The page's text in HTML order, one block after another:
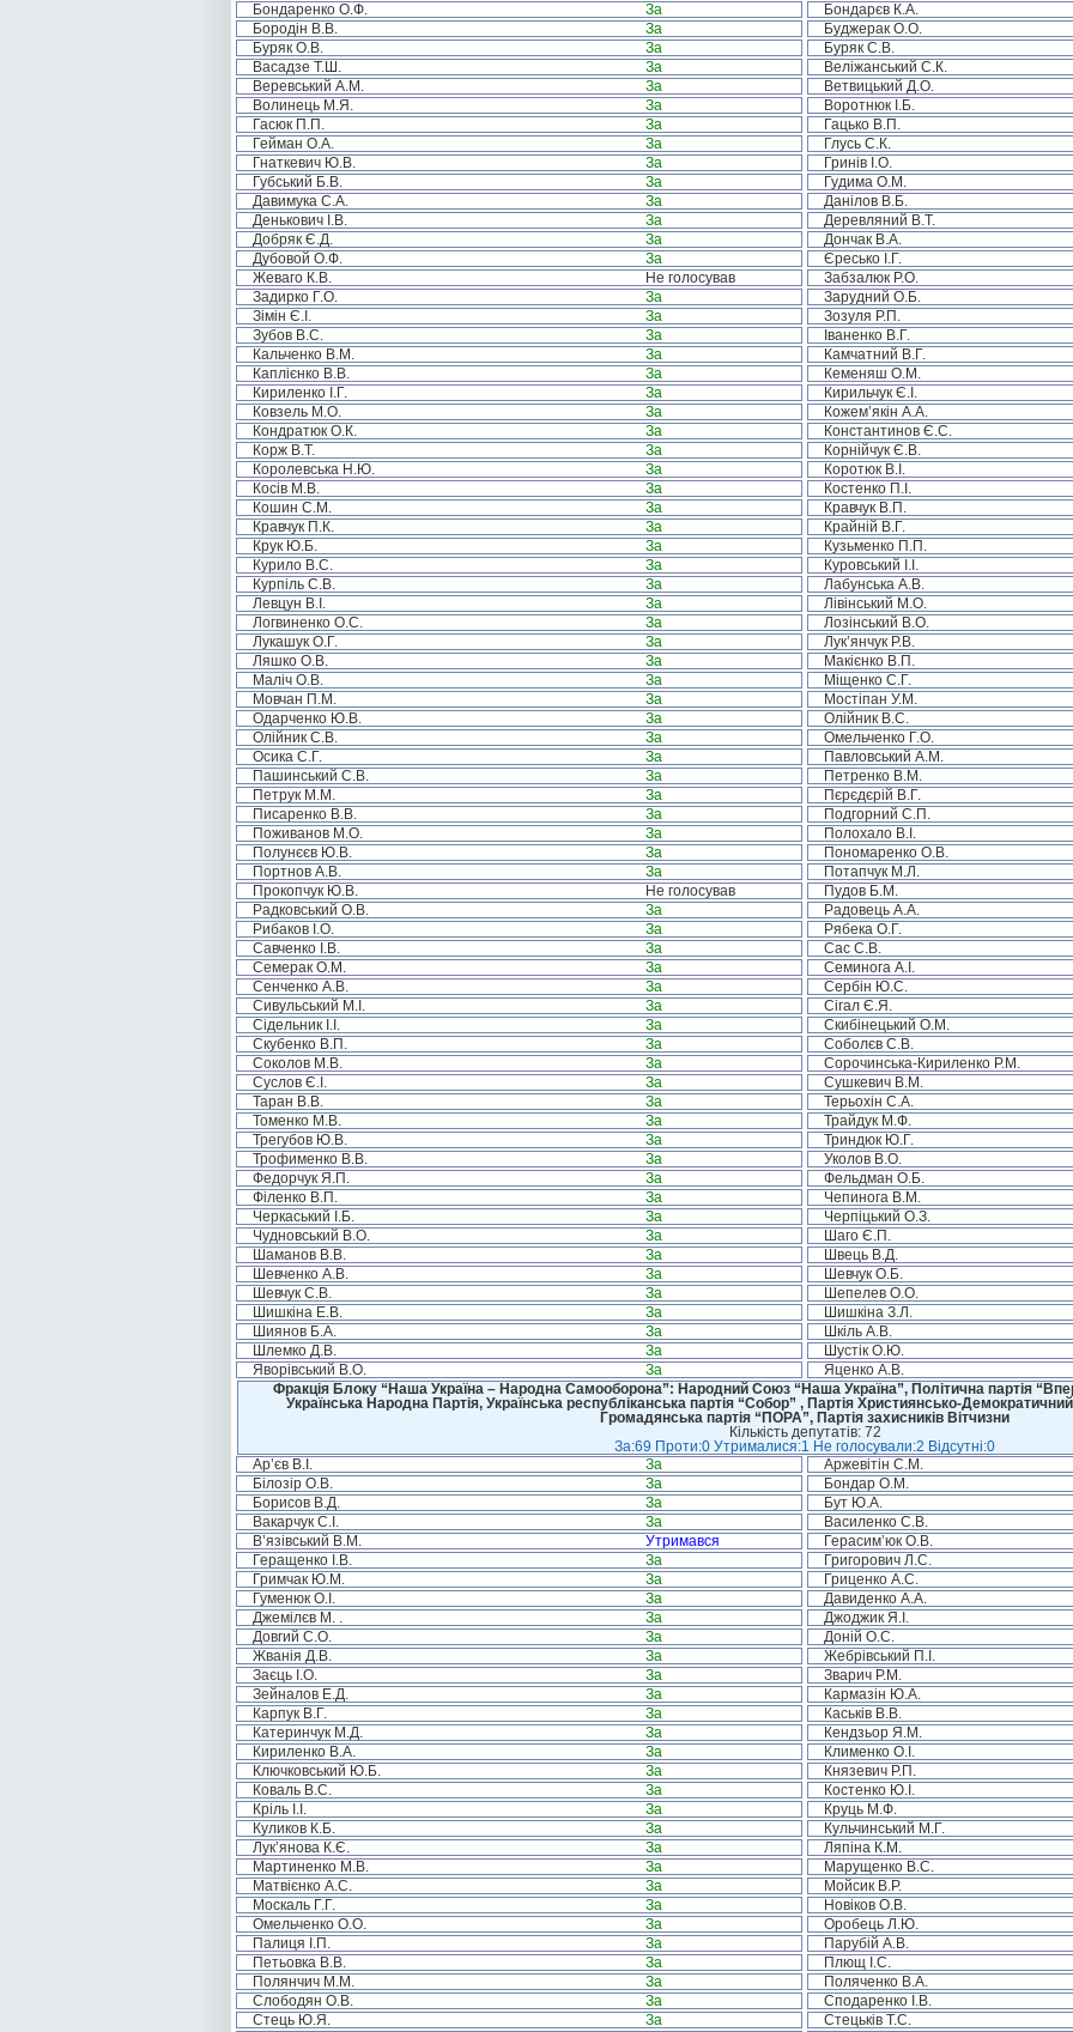
Бондаренко О.Ф.
За Бондарєв К.А.
Бородін В.В.
За Буджерак О.О.
Буряк О.В.
За Буряк С.В.
Васадзе Т.Ш.
За Веліжанський С.К.
Веревський А.М.
За Ветвицький Д.О.
Волинець М.Я.
За Воротнюк І.Б.
Гасюк П.П.
За Гацько В.П.
Гейман О.А.
За Глусь С.К.
Гнаткевич Ю.В.
За Гринів І.О.
Губський Б.В.
За Гудима О.М.
Давимука С.А.
За Данілов В.Б.
Денькович І.В.
За Деревляний В.Т.
Добряк Є.Д.
За Дончак В.А.
Дубовой О.Ф.
За Єресько І.Г.
Жеваго К.В.
Не голосував Забзалюк Р.О.
Задирко Г.О.
За Зарудний О.Б.
Зімін Є.І.
За Зозуля Р.П.
Зубов В.С.
За Іваненко В.Г.
Кальченко В.М.
За Камчатний В.Г.
Каплієнко В.В.
За Кеменяш О.М.
Кириленко І.Г.
За Кирильчук Є.І.
Ковзель М.О.
За Кожем’якін А.А.
Кондратюк О.К.
За Константинов Є.С.
Корж В.Т.
За Корнійчук Є.В.
Королевська Н.Ю.
За Коротюк В.І.
Косів М.В.
За Костенко П.І.
Кошин С.М.
За Кравчук В.П.
Кравчук П.К.
За Крайній В.Г.
Крук Ю.Б.
За Кузьменко П.П.
Курило В.С.
За Куровський І.І.
Курпіль С.В.
За Лабунська А.В.
Левцун В.І.
За Лівінський М.О.
Логвиненко О.С.
За Лозінський В.О.
Лукашук О.Г.
За Лук’янчук Р.В.
Ляшко О.В.
За Макієнко В.П.
Маліч О.В.
За Міщенко С.Г.
Мовчан П.М.
За Мостіпан У.М.
Одарченко Ю.В.
За Олійник В.С.
Олійник С.В.
За Омельченко Г.О.
Осика С.Г.
За Павловський А.М.
Пашинський С.В.
За Петренко В.М.
Петрук М.М.
За Пєрєдєрій В.Г.
Писаренко В.В.
За Подгорний С.П.
Поживанов М.О.
За Полохало В.І.
Полунєєв Ю.В.
За Пономаренко О.В.
Портнов А.В.
За Потапчук М.Л.
Прокопчук Ю.В.
Не голосував Пудов Б.М.
Радковський О.В.
За Радовець А.А.
Рибаков І.О.
За Рябека О.Г.
Савченко І.В.
За Сас С.В.
Семерак О.М.
За Семинога А.І.
Сенченко А.В.
За Сербін Ю.С.
Сивульський М.І.
За Сігал Є.Я.
Сідельник І.І.
За Скибінецький О.М.
Скубенко В.П.
За Соболєв С.В.
Соколов М.В.
За Сорочинська-Кириленко Р.М.
Суслов Є.І.
За Сушкевич В.М.
Таран В.В.
За Терьохін С.А.
Томенко М.В.
За Трайдук М.Ф.
Трегубов Ю.В.
За Триндюк Ю.Г.
Трофименко В.В.
За Уколов В.О.
Федорчук Я.П.
За Фельдман О.Б.
Філенко В.П.
За Чепинога В.М.
Черкаський І.Б.
За Черпіцький О.З.
Чудновський В.О.
За Шаго Є.П.
Шаманов В.В.
За Швець В.Д.
Шевченко А.В.
За Шевчук О.Б.
Шевчук С.В.
За Шепелев О.О.
Шишкіна Е.В.
За Шишкіна З.Л.
Шиянов Б.А.
За Шкіль А.В.
Шлемко Д.В.
За Шустік О.Ю.
Яворівський В.О.
За Яценко А.В.
Фракція Блоку “Наша Україна – Народна Самооборона”: Народний Союз “Наша Україна”, Політична партія
Українська Народна Партія, Українська республіканська партія “Собор” , Партія Християнсько-
Громадянська партія “ПОРА”, Партія захисників Вітчизни
Кількість депутатів: 72
За:69 Проти:0 Утрималися:1 Не голосували:2 Відсутні:0
Ар’єв В.І.
За Аржевітін С.М.
Білозір О.В.
За Бондар О.М.
Борисов В.Д.
За Бут Ю.А.
Вакарчук С.І.
За Василенко С.В.
В’язівський В.М.
Утримався Герасим’юк О.В.
Геращенко І.В.
За Григорович Л.С.
Гримчак Ю.М.
За Гриценко А.С.
Гуменюк О.І.
За Давиденко А.А.
Джемілєв М. .
За Джоджик Я.І.
Довгий С.О.
За Доній О.С.
Жванія Д.В.
За Жебрівський П.І.
Заєць І.О.
За Зварич Р.М.
Зейналов Е.Д.
За Кармазін Ю.А.
Карпук В.Г.
За Каськів В.В.
Катеринчук М.Д.
За Кендзьор Я.М.
Кириленко В.А.
За Клименко О.І.
Ключковський Ю.Б.
За Князевич Р.П.
Коваль В.С.
За Костенко Ю.І.
Кріль І.І.
За Круць М.Ф.
Куликов К.Б.
За Кульчинський М.Г.
Лук’янова К.Є.
За Ляпіна К.М.
Мартиненко М.В.
За Марущенко В.С.
Матвієнко А.С.
За Мойсик В.Р.
Москаль Г.Г.
За Новіков О.В.
Омельченко О.О.
За Оробець Л.Ю.
Палиця І.П.
За Парубій А.В.
Петьовка В.В.
За Плющ І.С.
Полянчич М.М.
За Поляченко В.А.
Слободян О.В.
За Сподаренко І.В.
Стець Ю.Я.
За Стецьків Т.С.